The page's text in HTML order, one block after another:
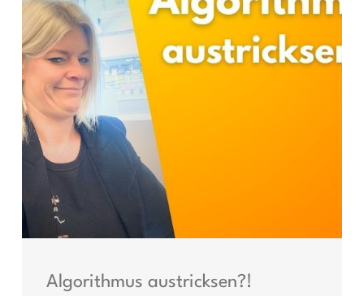
Algorithmus austricksen?!